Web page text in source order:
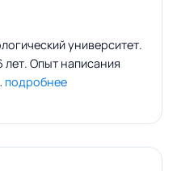
университет.
Опыт написания
подробнее